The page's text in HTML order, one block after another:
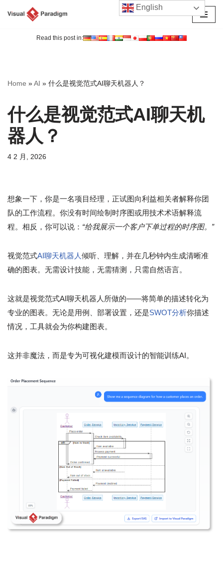
Read this post in:
Home »AI » 什么是视觉范式AI聊天机器人？
什么是视觉范式AI聊天机
器人？
4 2 月, 2026
想象一下，你是一名项目经理，正试图向利益相关者解释你团
队的工作流程。你没有时间绘制时序图或用技术术语解释流
程。相反，你可以说： “给我展示一个客户下单过程的时序图。”
视觉范式AI聊天机器人倾听、理解，并在几秒钟内生成清晰准
确的图表。无需设计技能，无需猜测，只需自然语言。
这就是视觉范式AI聊天机器人所做的——将简单的描述转化为
专业的图表。无论是用例、部署设置，还是SWOT分析你描述
情况，工具就会为你构建图表。
这并非魔法，而是专为可视化建模而设计的智能训练AI。
English